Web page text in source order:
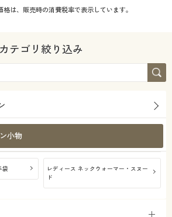
～ 円
は、販売時の消費税率で表示しています。
カテゴリ絞り込み
小物
袋
レディース ネックウォーマー・スヌー
ド